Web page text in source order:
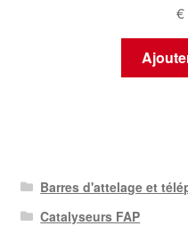
€
Barres d'attelage et
Catalyseurs FAP